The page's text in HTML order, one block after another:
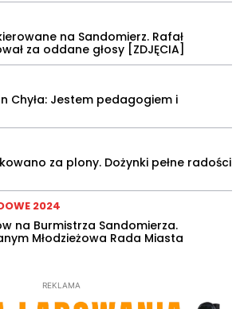
na Sandomierz. Rafał
za oddane głosy [ZDJĘCIA]
Chyła: Jestem pedagogiem i
za plony. Dożynki pełne radości
2024
na Burmistrza Sandomierza.
Młodzieżowa Rada Miasta
REKLAMA